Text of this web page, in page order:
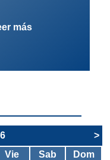
más
>
Vie Sab Dom